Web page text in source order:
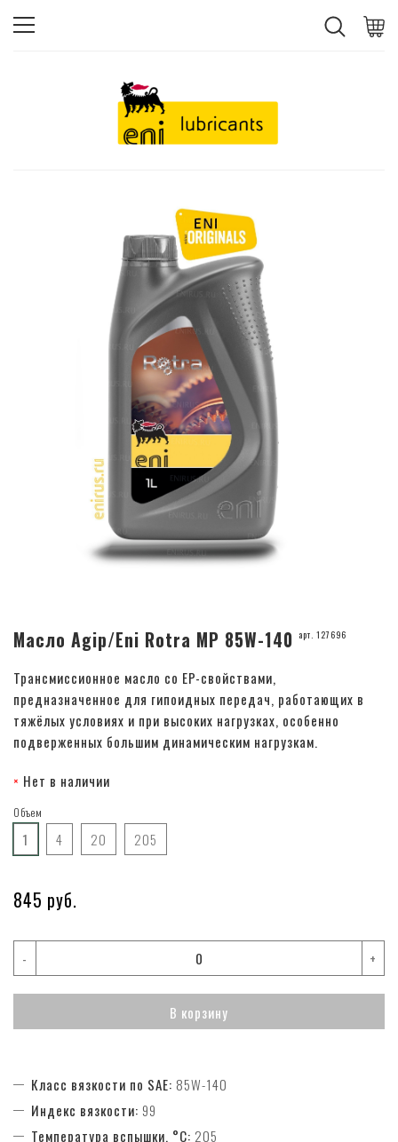
Масло Agip/Eni Rotra MP 85W-140 арт. 127696
Трансмиссионное масло со EP-свойствами,
предназначенное для гипоидных передач, работающих в
тяжёлых условиях и при высоких нагрузках, особенно
подверженных большим динамическим нагрузкам.
Нет в наличии
Объем
1 4 20 205
845 руб.
- +
В корзину
Класс вязкости по SAE: 85W-140
Индекс вязкости: 99
Температура вспышки, °C: 205